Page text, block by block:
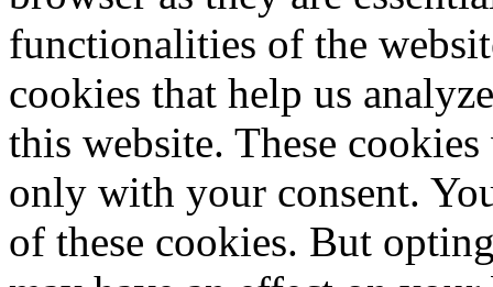
functionalities of the
cookies that help us
this website. These
only with your consent.
of these cookies. But